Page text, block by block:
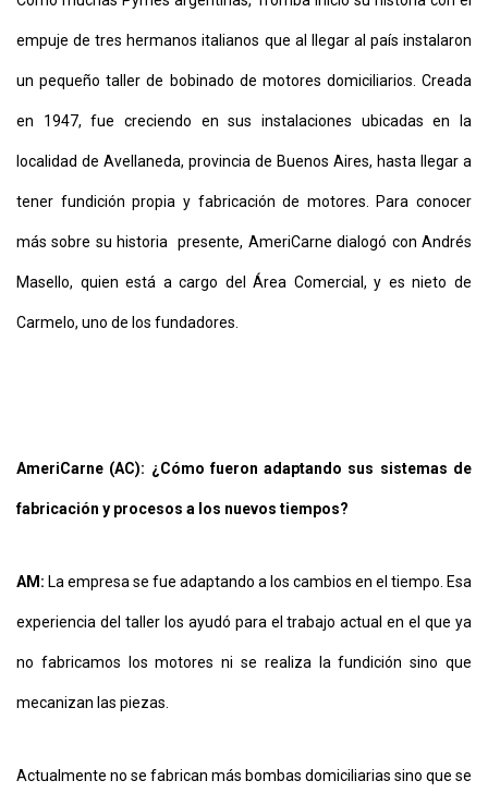
empuje de tres hermanos italianos que al llegar al país instalaron
un pequeño taller de bobinado de motores domiciliarios. Creada
en 1947, fue creciendo en sus instalaciones ubicadas en la
localidad de Avellaneda, provincia de Buenos Aires, hasta llegar a
tener fundición propia y fabricación de motores. Para conocer
más sobre su historia presente, AmeriCarne dialogó con Andrés
Masello, quien está a cargo del Área Comercial, y es nieto de
Carmelo, uno de los fundadores.
AmeriCarne (AC): ¿Cómo fueron adaptando sus sistemas de
fabricación y procesos a los nuevos tiempos?
AM: La empresa se fue adaptando a los cambios en el tiempo. Esa
experiencia del taller los ayudó para el trabajo actual en el que ya
no fabricamos los motores ni se realiza la fundición sino que
mecanizan las piezas.
Actualmente no se fabrican más bombas domiciliarias sino que se